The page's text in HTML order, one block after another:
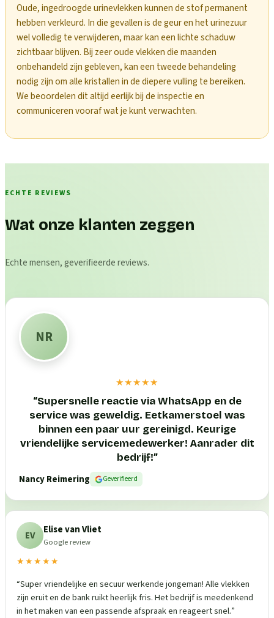
Oude, ingedroogde urinevlekken kunnen de stof permanent
hebben verkleurd. In die gevallen is de geur en het urinezuur
wel volledig te verwijderen, maar kan een lichte schaduw
zichtbaar blijven. Bij zeer oude vlekken die maanden
onbehandeld zijn gebleven, kan een tweede behandeling
nodig zijn om alle kristallen in de diepere vulling te bereiken.
We beoordelen dit altijd eerlijk bij de inspectie en
communiceren vooraf wat je kunt verwachten.
ECHTE REVIEWS
Wat onze klanten zeggen
Echte mensen, geverifieerde reviews.
NR
★★★★★
“Supersnelle reactie via WhatsApp en de
service was geweldig. Eetkamerstoel was
binnen een paar uur gereinigd. Keurige
vriendelijke servicemedewerker! Aanrader dit
bedrijf!”
Nancy Reimering
Geverifieerd
EV Elise van Vliet
Google review
★★★★★
“Super vriendelijke en secuur werkende jongeman! Alle vlekken
zijn eruit en de bank ruikt heerlijk fris. Het bedrijf is meedenkend
in het maken van een passende afspraak en reageert snel.”